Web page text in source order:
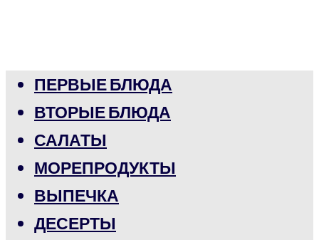
ПЕРВЫЕ БЛЮДА
ВТОРЫЕ БЛЮДА
САЛАТЫ
МОРЕПРОДУКТЫ
ВЫПЕЧКА
ДЕСЕРТЫ